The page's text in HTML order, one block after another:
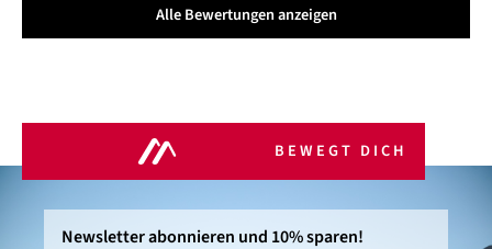
Alle Bewertungen anzeigen
BEWEGT DICH
Newsletter abonnieren und 10% sparen!